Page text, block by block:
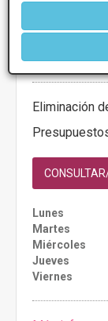
CLINICA
3.4
Eliminación
Lunes
Martes
Miércoles
Jueves
Viernes